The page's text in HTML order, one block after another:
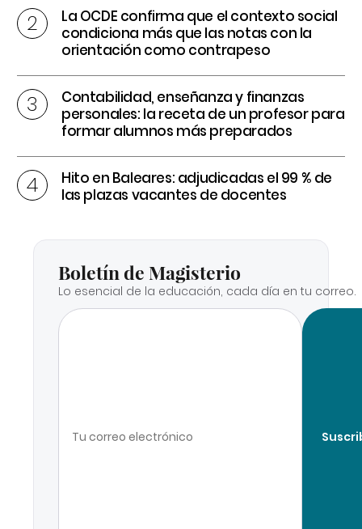
La OCDE confirma que el contexto social
condiciona más que las notas con la
orientación como contrapeso
Contabilidad, enseñanza y finanzas
personales: la receta de un profesor para
formar alumnos más preparados
Hito en Baleares: adjudicadas el 99 % de
las plazas vacantes de docentes
Boletín de Magisterio
Lo esencial de la educación, cada día en tu correo.